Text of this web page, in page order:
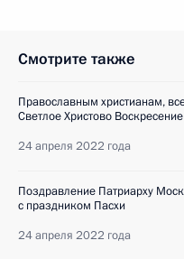
Смотрите также
Православным христианам,
Светлое Христово Воскресение
24 апреля 2022 года
Поздравление Патриарху
с праздником Пасхи
24 апреля 2022 года